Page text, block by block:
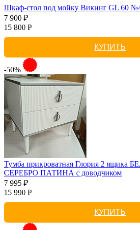
Шкаф-стол под мойку Викинг GL 60
7 900 ₽
15 800 Р
КУПИТЬ
-50%
Тумба прикроватная Глория 2 ящика
СЕРЕБРО ПАТИНА с доводчиком
7 995 ₽
15 990 Р
КУПИТЬ